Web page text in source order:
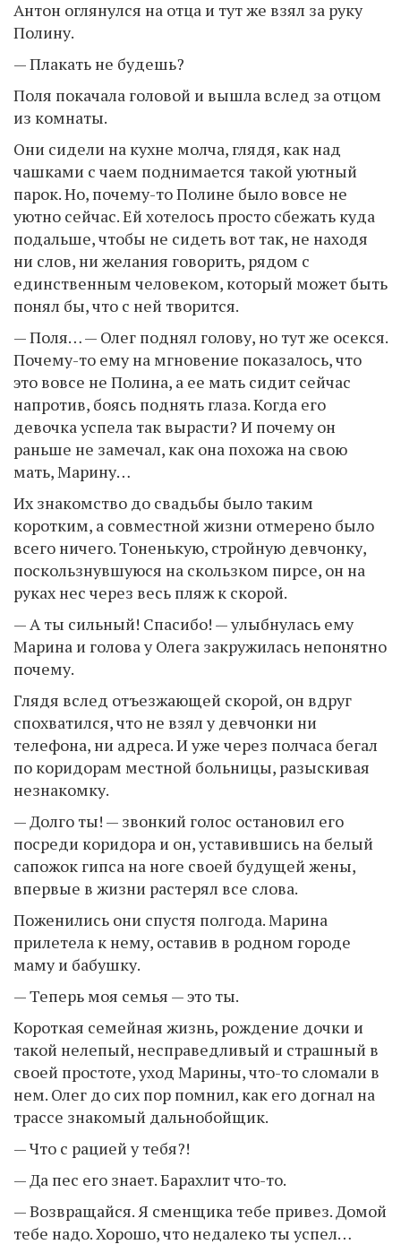
Антон оглянулся на отца и тут же взял за руку
Полину.
— Плакать не будешь?
Поля покачала головой и вышла вслед за отцом
из комнаты.
Они сидели на кухне молча, глядя, как над
чашками с чаем поднимается такой уютный
парок. Но, почему-то Полине было вовсе не
уютно сейчас. Ей хотелось просто сбежать куда
подальше, чтобы не сидеть вот так, не находя
ни слов, ни желания говорить, рядом с
единственным человеком, который может быть
понял бы, что с ней творится.
— Поля… — Олег поднял голову, но тут же осекся.
Почему-то ему на мгновение показалось, что
это вовсе не Полина, а ее мать сидит сейчас
напротив, боясь поднять глаза. Когда его
девочка успела так вырасти? И почему он
раньше не замечал, как она похожа на свою
мать, Марину…
Их знакомство до свадьбы было таким
коротким, а совместной жизни отмерено было
всего ничего. Тоненькую, стройную девчонку,
поскользнувшуюся на скользком пирсе, он на
руках нес через весь пляж к скорой.
— А ты сильный! Спасибо! — улыбнулась ему
Марина и голова у Олега закружилась непонятно
почему.
Глядя вслед отъезжающей скорой, он вдруг
спохватился, что не взял у девчонки ни
телефона, ни адреса. И уже через полчаса бегал
по коридорам местной больницы, разыскивая
незнакомку.
— Долго ты! — звонкий голос остановил его
посреди коридора и он, уставившись на белый
сапожок гипса на ноге своей будущей жены,
впервые в жизни растерял все слова.
Поженились они спустя полгода. Марина
прилетела к нему, оставив в родном городе
маму и бабушку.
— Теперь моя семья — это ты.
Короткая семейная жизнь, рождение дочки и
такой нелепый, несправедливый и страшный в
своей простоте, уход Марины, что-то сломали в
нем. Олег до сих пор помнил, как его догнал на
трассе знакомый дальнобойщик.
— Что с рацией у тебя?!
— Да пес его знает. Барахлит что-то.
— Возвращайся. Я сменщика тебе привез. Домой
тебе надо. Хорошо, что недалеко ты успел…